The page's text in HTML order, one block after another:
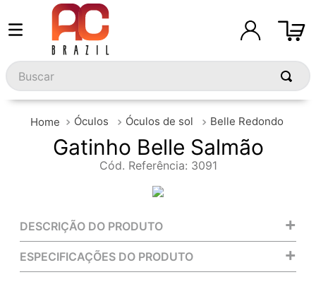
Buscar
Óculos Óculos de sol Belle Redondo
Gatinho Belle Salmão
Cód. Referência: 3091
DESCRIÇÃO DO PRODUTO +
ESPECIFICAÇÕES DO PRODUTO +